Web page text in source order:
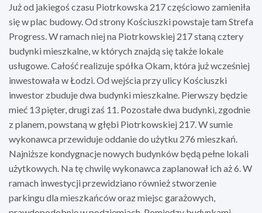
Już od jakiegoś czasu Piotrkowska 217 częściowo zamieniła
się w plac budowy. Od strony Kościuszki powstaje tam Strefa
Progress. W ramach niej na Piotrkowskiej 217 staną cztery
budynki mieszkalne, w których znajdą się także lokale
usługowe. Całość realizuje spółka Okam, która już wcześniej
inwestowała w Łodzi. Od wejścia przy ulicy Kościuszki
inwestor zbuduje dwa budynki mieszkalne. Pierwszy będzie
mieć 13 pięter, drugi zaś 11. Pozostałe dwa budynki, zgodnie
z planem, powstaną w głębi Piotrkowskiej 217. W sumie
wykonawca przewiduje oddanie do użytku 276 mieszkań.
Najniższe kondygnacje nowych budynków będą pełne lokali
użytkowych. Na tę chwilę wykonawca zaplanował ich aż 6. W
ramach inwestycji przewidziano również stworzenie
parkingu dla mieszkańców oraz miejsc garażowych,